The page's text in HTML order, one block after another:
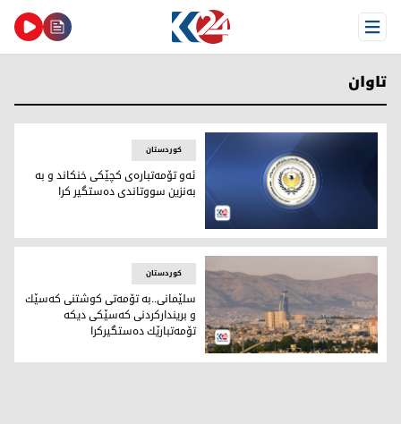
Open Menu
تاوان
ئەو تۆمەتبارەی کچێکی خنکاند و بە بەنزین سووتاندی
کوردستان
ئەو تۆمەتبارەی کچێکی خنکاند و بە
بەنزین سووتاندی دەستگیر کرا
سلێمانی
کوردستان
سلێمانی..بە تۆمەتی كوشتنی‌ كەسێك‌
و برینداركردنی‌ كەسێكی‌ دیکە
تۆمەتبارێك دەستگیركرا